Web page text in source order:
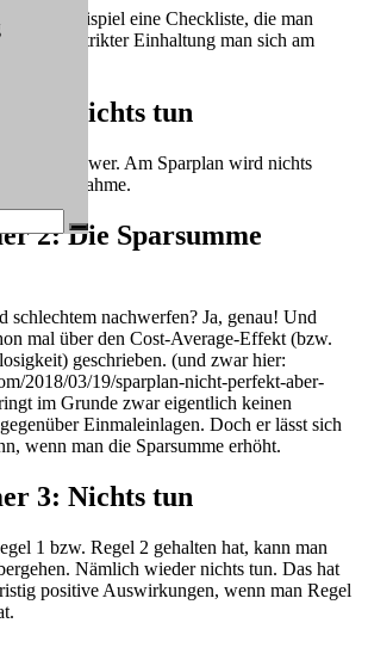
Zum Beispiel eine Checkliste, die man
zu deren strikter Einhaltung man sich am
1: Nichts tun
ist aber schwer. Am Sparplan wird nichts
eine Ausnahme.
2: Die Sparsumme
schlechtem nachwerfen? Ja, genau! Und
mal über den Cost-Average-Effekt (bzw.
geschrieben. (und zwar hier:
2018/03/19/sparplan-nicht-perfekt-aber-
im Grunde zwar eigentlich keinen
Einmaleinlagen. Doch er lässt sich
wenn man die Sparsumme erhöht.
3: Nichts tun
1 bzw. Regel 2 gehalten hat, kann man
Nämlich wieder nichts tun. Das hat
positive Auswirkungen, wenn man Regel